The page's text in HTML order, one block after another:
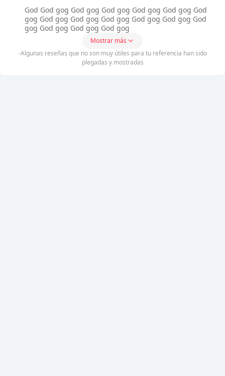
God God gog God gog God gog God gog God gog God
gog God gog God gog God gog God gog God gog God
gog God gog God gog God gog
Mostrar más
-Algunas reseñas que no son muy útiles para tu referencia han sido
plegadas y mostradas